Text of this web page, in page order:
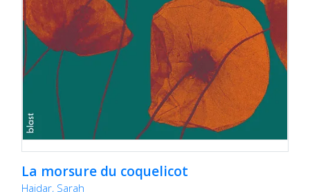
La morsure du coquelicot
Haidar, Sarah